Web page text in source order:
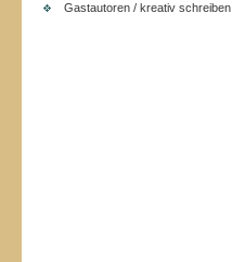
Gastautoren / kreativ schreiben